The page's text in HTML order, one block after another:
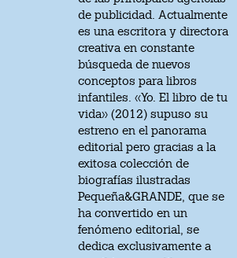
de publicidad. Actualmente
es una escritora y directora
creativa en constante
búsqueda de nuevos
conceptos para libros
infantiles. «Yo. El libro de tu
vida» (2012) supuso su
estreno en el panorama
editorial pero gracias a la
exitosa colección de
biografías ilustradas
Pequeña&GRANDE, que se
ha convertido en un
fenómeno editorial, se
dedica exclusivamente a